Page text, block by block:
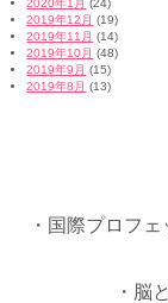
2020年1月 (24)
2019年12月 (19)
2019年11月 (14)
2019年10月 (48)
2019年9月 (15)
2019年8月 (13)
・国際プロフ
・脳